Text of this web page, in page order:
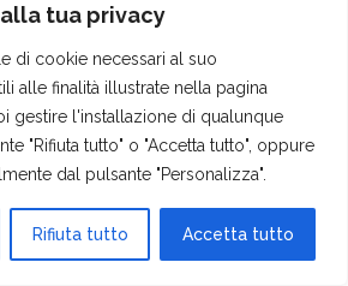
tua privacy
di cookie necessari al suo
alle finalità illustrate nella pagina
gestire l'installazione di qualunque
"Rifiuta tutto" o "Accetta tutto", oppure
dal pulsante "Personalizza".
Rifiuta tutto Accetta tutto
LIBERO ANDREOTTI